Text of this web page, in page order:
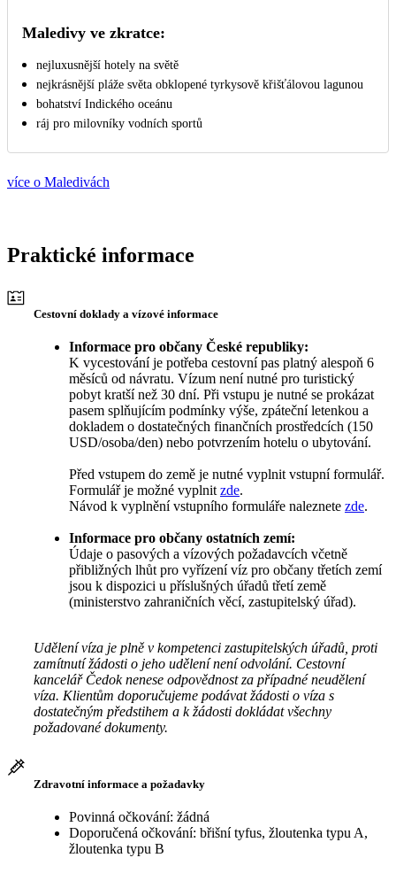
Maledivy ve zkratce:
nejluxusnější hotely na světě
nejkrásnější pláže světa obklopené tyrkysově křišťálovou lagunou
bohatství Indického oceánu
ráj pro milovníky vodních sportů
více o Maledivách
Praktické informace
Cestovní doklady a vízové informace
Informace pro občany České republiky:
K vycestování je potřeba cestovní pas platný alespoň 6
měsíců od návratu. Vízum není nutné pro turistický
pobyt kratší než 30 dní. Při vstupu je nutné se prokázat
pasem splňujícím podmínky výše, zpáteční letenkou a
dokladem o dostatečných finančních prostředcích (150
USD/osoba/den) nebo potvrzením hotelu o ubytování.
Před vstupem do země je nutné vyplnit vstupní formulář.
Formulář je možné vyplnit zde.
Návod k vyplnění vstupního formuláře naleznete zde.
Informace pro občany ostatních zemí:
Údaje o pasových a vízových požadavcích včetně
přibližných lhůt pro vyřízení víz pro občany třetích zemí
jsou k dispozici u příslušných úřadů třetí země
(ministerstvo zahraničních věcí, zastupitelský úřad).
Udělení víza je plně v kompetenci zastupitelských úřadů, proti
zamítnutí žádosti o jeho udělení není odvolání. Cestovní
kancelář Čedok nenese odpovědnost za případné neudělení
víza. Klientům doporučujeme podávat žádosti o víza s
dostatečným předstihem a k žádosti dokládat všechny
požadované dokumenty.
Zdravotní informace a požadavky
Povinná očkování: žádná
Doporučená očkování: břišní tyfus, žloutenka typu A,
žloutenka typu B